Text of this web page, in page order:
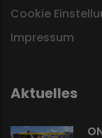
Cookie
Impressum
Aktuelles